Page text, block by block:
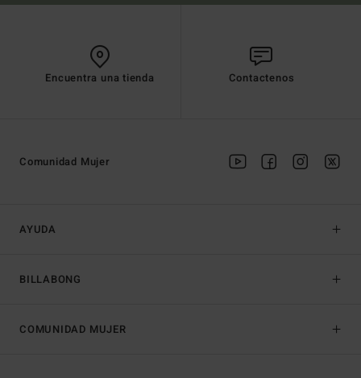
Encuentra una tienda Contactenos
AYUDA
BILLABONG
Comunidad Mujer
COMUNIDAD MUJER